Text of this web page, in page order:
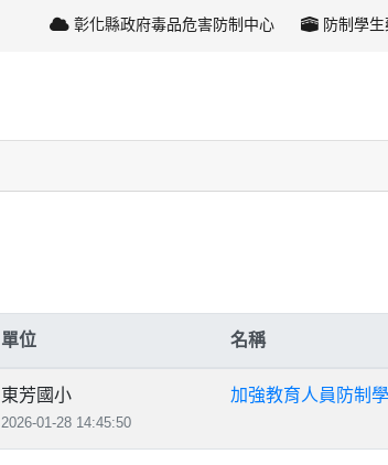
彰化縣政府毒品危害防制中心 防制學
單位 名稱
東芳國小
2026-01-28 14:45:50
加強教育人員防制